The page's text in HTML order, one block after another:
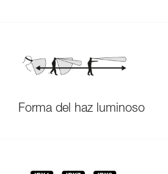
Forma del haz luminoso